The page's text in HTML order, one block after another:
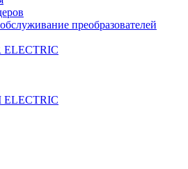
преобразователей
ELECTRIC
ELECTRIC